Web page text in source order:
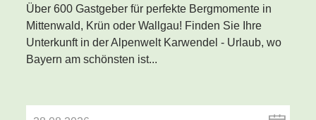
Über 600 Gastgeber für perfekte Bergmomente in
Mittenwald, Krün oder Wallgau! Finden Sie Ihre
Unterkunft in der Alpenwelt Karwendel - Urlaub, wo
Bayern am schönsten ist...